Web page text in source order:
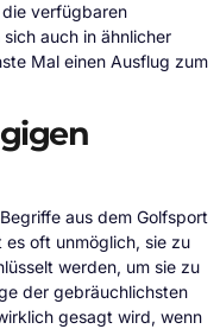
verfügbaren
auch in ähnlicher
Mal einen Ausflug zum
aus dem Golfsport
oft unmöglich, sie zu
werden, um sie zu
der gebräuchlichsten
gesagt wird, wenn